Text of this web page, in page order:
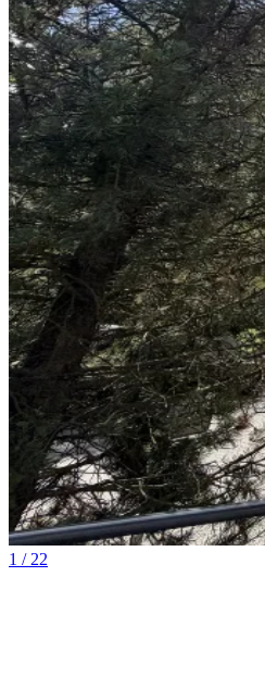
1 / 22